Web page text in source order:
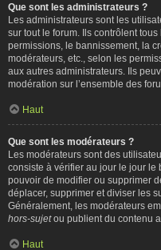
Que sont les administrateurs ?
Les administrateurs sont les
sur tout le forum. Ils contrôlent
permissions, le bannissement, la
modérateurs, etc., selon les
aux autres administrateurs. Ils
modération sur l’ensemble des
Haut
Que sont les modérateurs ?
Les modérateurs sont des
consiste à vérifier au jour le jour le
pouvoir de modifier ou supprimer
déplacer, supprimer et diviser les
Généralement, les modérateurs
hors-sujetou publient du contenu
Haut